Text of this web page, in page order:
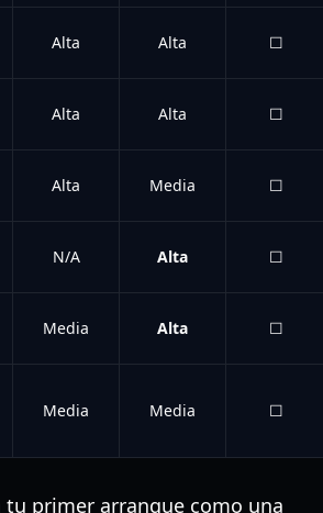
Alta Alta ☐
Alta Alta ☐
Alta Media ☐
N/A Alta ☐
Media Alta ☐
Media Media ☐
tu primer arranque como una